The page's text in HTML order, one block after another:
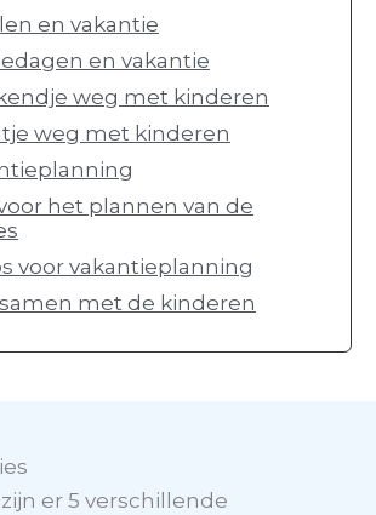
en vakantie
en vakantie
weg met kinderen
weg met kinderen
het plannen van de
voor vakantieplanning
met de kinderen
er 5 verschillende